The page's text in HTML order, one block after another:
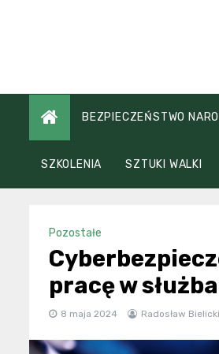
BEZPIECZEŃSTWO
SZKOLENIA SZTUKI WALKI
Pozostałe
pracę w
8 maja 2024 Radosław Bielicki